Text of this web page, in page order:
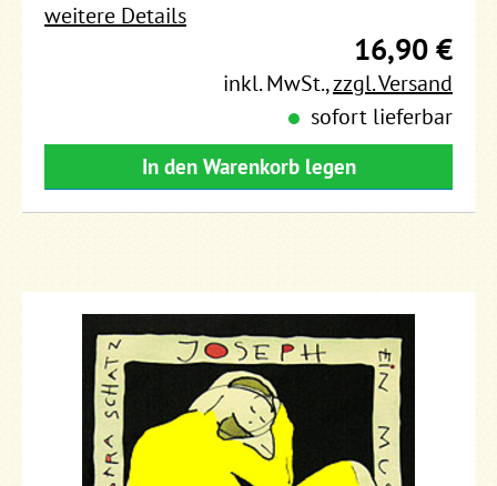
weitere Details
16,90 €
inkl. MwSt.,zzgl. Versand
sofort lieferbar
In den Warenkorb legen